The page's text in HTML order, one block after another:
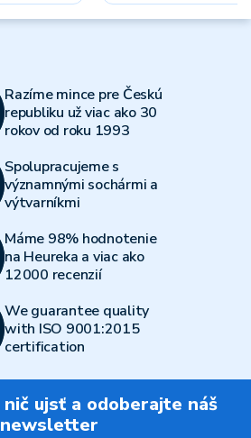
Razíme mince pre Českú
republiku už viac ako 30
rokov od roku 1993
Spolupracujeme s
významnými sochármi a
výtvarníkmi
Máme 98% hodnotenie
na Heureka a viac ako
12000 recenzií
We guarantee quality
with ISO 9001:2015
certification
ujsť a odoberajte náš
newsletter